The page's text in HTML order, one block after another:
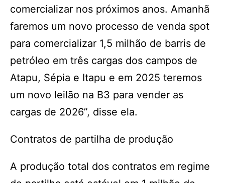
comercializar nos próximos anos. Amanhã
faremos um novo processo de venda spot
para comercializar 1,5 milhão de barris de
petróleo em três cargas dos campos de
Atapu, Sépia e Itapu e em 2025 teremos
um novo leilão na B3 para vender as
cargas de 2026”, disse ela.
Contratos de partilha de produção
A produção total dos contratos em regime